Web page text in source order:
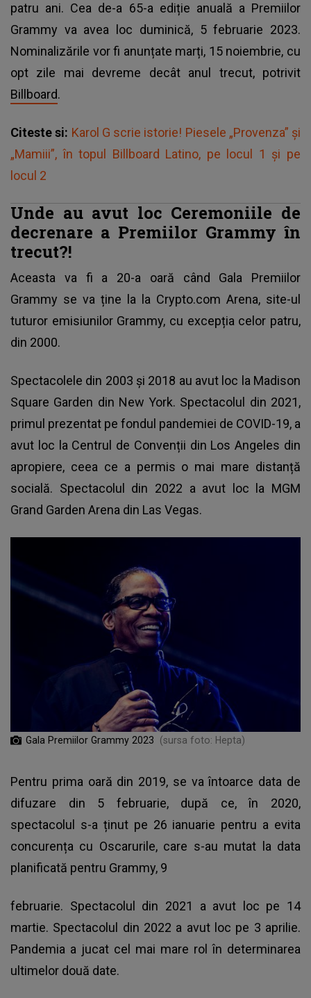
patru ani. Cea de-a 65-a ediție anuală a Premiilor
Grammy va avea loc duminică, 5 februarie 2023.
Nominalizările vor fi anunțate marți, 15 noiembrie, cu
opt zile mai devreme decât anul trecut, potrivit
Billboard.
Citeste si: Karol G scrie istorie! Piesele „Provenza” și
„Mamiii”, în topul Billboard Latino, pe locul 1 și pe
locul 2
Unde au avut loc Ceremoniile de
decrenare a Premiilor Grammy în
trecut?!
Aceasta va fi a 20-a oară când Gala Premiilor
Grammy se va ține la la Crypto.com Arena, site-ul
tuturor emisiunilor Grammy, cu excepția celor patru,
din 2000.
Spectacolele din 2003 și 2018 au avut loc la Madison
Square Garden din New York. Spectacolul din 2021,
primul prezentat pe fondul pandemiei de COVID-19, a
avut loc la Centrul de Convenții din Los Angeles din
apropiere, ceea ce a permis o mai mare distanță
socială. Spectacolul din 2022 a avut loc la MGM
Grand Garden Arena din Las Vegas.
Gala Premiilor Grammy 2023 (sursa foto: Hepta)
Pentru prima oară din 2019, se va întoarce data de
difuzare din 5 februarie, după ce, în 2020,
spectacolul s-a ținut pe 26 ianuarie pentru a evita
concurența cu Oscarurile, care s-au mutat la data
planificată pentru Grammy, 9
februarie. Spectacolul din 2021 a avut loc pe 14
martie. Spectacolul din 2022 a avut loc pe 3 aprilie.
Pandemia a jucat cel mai mare rol în determinarea
ultimelor două date.